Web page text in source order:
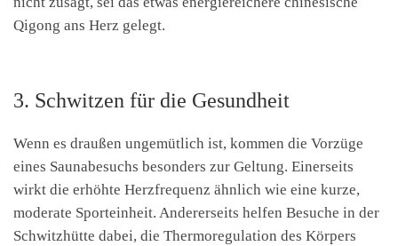
Qigong ans Herz gelegt.
3. Schwitzen für die Gesundheit
Wenn es draußen ungemütlich ist, kommen die Vorzüge
eines Saunabesuchs besonders zur Geltung. Einerseits
wirkt die erhöhte Herzfrequenz ähnlich wie eine kurze,
moderate Sporteinheit. Andererseits helfen Besuche in der
Schwitzhütte dabei, die Thermoregulation des Körpers